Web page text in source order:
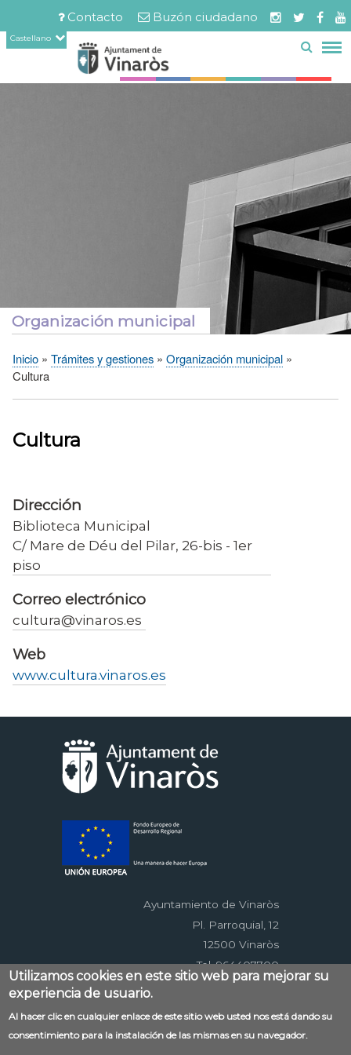
Pasar
al
Documentos
relacionados
Menú
barra
superior
Contacto Buzón ciudadano
Castellano
Organización municipal
Sobrescribir
ayuda
a
Inicio Trámites y gestiones
Organización municipal
Cultura
Cultura
Dirección
Biblioteca Municipal
C/ Mare de Déu del Pilar, 26-bis - 1er
piso
Correo electrónico
cultura@vinaros.es
Web
www.cultura.vinaros.es
Ayuntamiento de Vinaròs
Pl. Parroquial, 12
12500 Vinaròs
Tel. 964407700
Menú
al
Contacto Aviso legal
Mapa web
Accessibilitat
Política de privacidad
RSS
Utilizamos cookies en este sitio web para mejorar su
experiencia de usuario.
Al hacer clic en cualquier enlace de este sitio web usted nos está dando su
consentimiento para la instalación de las mismas en su navegador.